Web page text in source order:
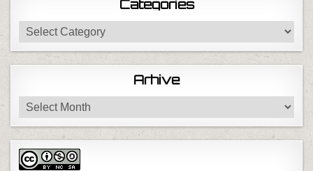
Categories
Categories
Arhive
Arhive